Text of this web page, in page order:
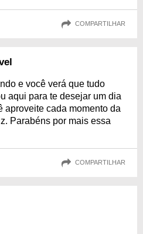
COMPARTILHAR
e você verá que tudo
aqui para te desejar um dia
aproveite cada momento da
Parabéns por mais essa
COMPARTILHAR